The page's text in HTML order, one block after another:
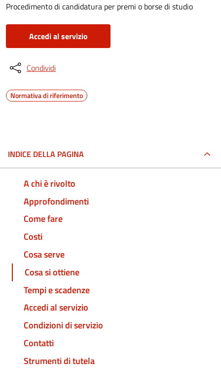
Procedimento di candidatura per premi o borse di studio
Accedi al servizio
Condividi
Normativa di riferimento
INDICE DELLA PAGINA
A chi è rivolto
Approfondimenti
Come fare
Costi
Cosa serve
Cosa si ottiene
Tempi e scadenze
Accedi al servizio
Condizioni di servizio
Contatti
Strumenti di tutela